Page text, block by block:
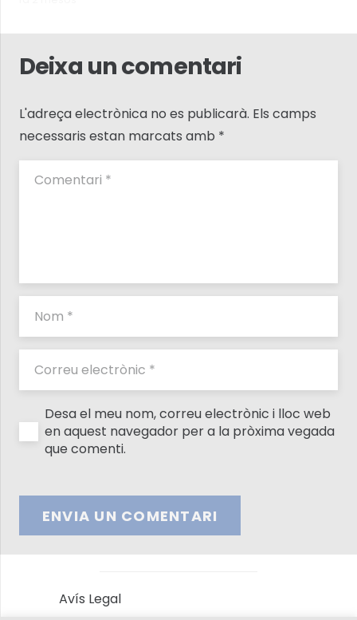
Deixa un comentari
L'adreça electrònica no es publicarà. Els camps
necessaris estan marcats amb *
Desa el meu nom, correu electrònic i lloc web
en aquest navegador per a la pròxima vegada
que comenti.
ENVIA UN COMENTARI
Avís Legal